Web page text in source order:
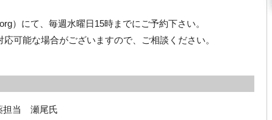
）にて、毎週水曜日15時までにご予約下さい。
可能な場合がございますので、ご相談ください。
担当 瀬尾氏